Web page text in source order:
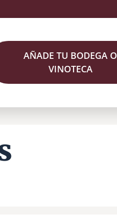
AÑADE TU BODEGA O
VINOTECA